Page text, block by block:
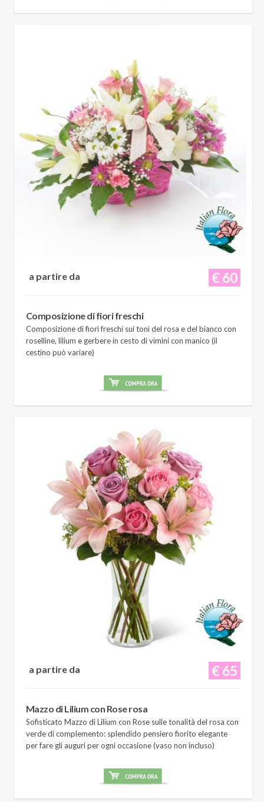
€ 60
a partire da
Composizione di fiori freschi
Composizione di fiori freschi sui toni del rosa e del bianco con
roselline, lilium e gerbere in cesto di vimini con manico (il
cestino può variare)
€ 65
a partire da
Mazzo di Lilium con Rose rosa
Sofisticato Mazzo di Lilium con Rose sulle tonalità del rosa con
verde di complemento: splendido pensiero fiorito elegante
per fare gli auguri per ogni occasione (vaso non incluso)